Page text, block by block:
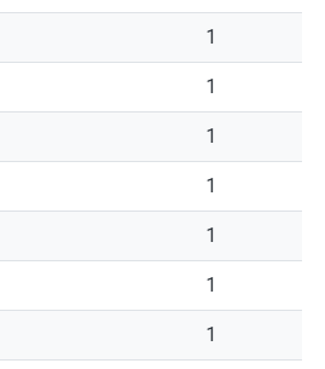
1
1
1
1
1
1
1